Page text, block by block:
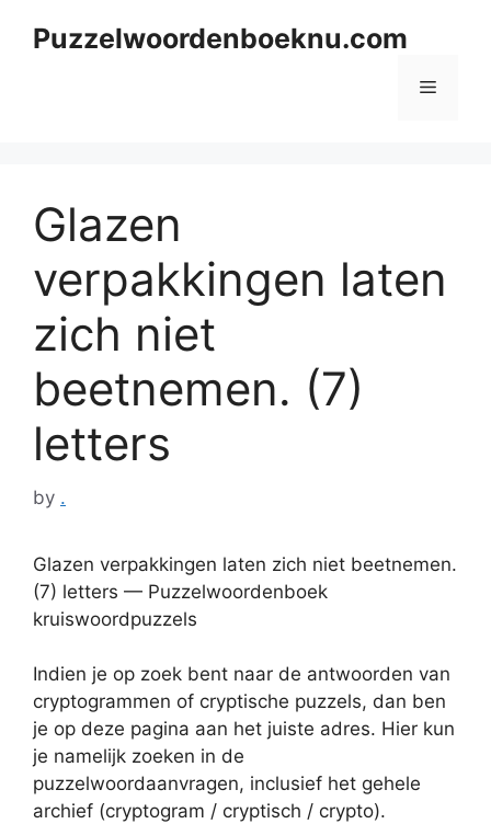
Puzzelwoordenboeknu.com
Menu
Glazen
verpakkingen laten
zich niet
beetnemen. (7)
letters
by .
Glazen verpakkingen laten zich niet beetnemen.
(7) letters — Puzzelwoordenboek
kruiswoordpuzzels
Indien je op zoek bent naar de antwoorden van
cryptogrammen of cryptische puzzels, dan ben
je op deze pagina aan het juiste adres. Hier kun
je namelijk zoeken in de
puzzelwoordaanvragen, inclusief het gehele
archief (cryptogram / cryptisch / crypto).